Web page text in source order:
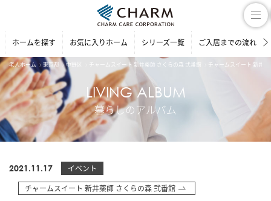
ホームを探す お気に入りホーム シリーズ一覧 ご入居までの流れ
老人ホーム 東京都 中野区 チャームスイート 新井薬師 さくらの森 弐番館 チャームスイート 新井
LIVING ALBUM
暮らしのアルバム
2021.11.17
イベント
チャームスイート 新井薬師 さくらの森 弐番館